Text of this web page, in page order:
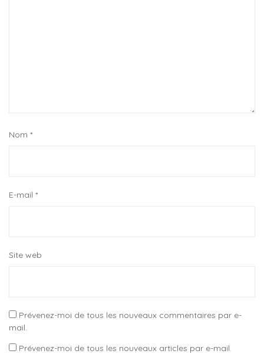
Nom *
E-mail *
Site web
Prévenez-moi de tous les nouveaux commentaires par e-
mail.
Prévenez-moi de tous les nouveaux articles par e-mail.